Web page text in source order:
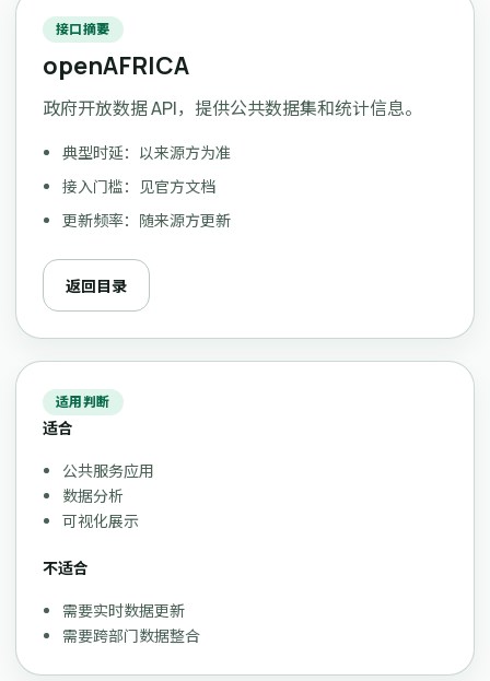
接口摘要
openAFRICA
政府开放数据 API，提供公共数据集和统计信息。
典型时延：以来源方为准
接入门槛：见官方文档
更新频率：随来源方更新
返回目录
适用判断
适合
公共服务应用
数据分析
可视化展示
不适合
需要实时数据更新
需要跨部门数据整合